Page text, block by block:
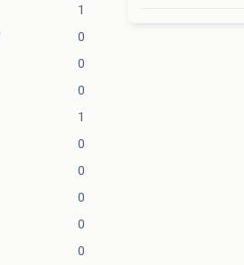
1
0
0
0
1
0
0
0
0
0